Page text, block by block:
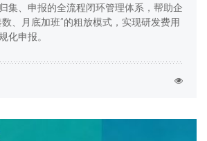
集、申报的全流程闭环管理体系，帮助企
、月底加班”的粗放模式，实现研发费用
化申报。